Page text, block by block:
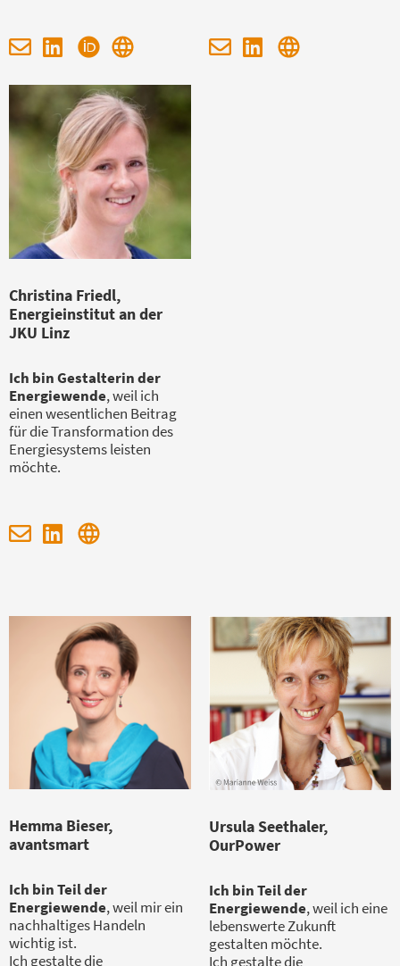
Christina Friedl,
Energieinstitut an der
JKU Linz
Ich bin Gestalterin der
Energiewende, weil ich
einen wesentlichen Beitrag
für die Transformation des
Energiesystems leisten
möchte.
Hemma Bieser,
avantsmart
Ich bin Teil der
Energiewende, weil mir ein
nachhaltiges Handeln
wichtig ist.
Ich gestalte die
Ursula Seethaler,
OurPower
Ich bin Teil der
Energiewende, weil ich eine
lebenswerte Zukunft
gestalten möchte.
Ich gestalte die